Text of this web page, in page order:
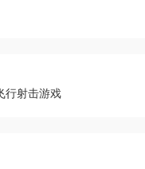
行射击游戏